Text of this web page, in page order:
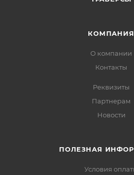
КОМПАНИЯ
О компании
Контакты
Реквизиты
Партнерам
Новости
ПОЛЕЗНАЯ
Условия